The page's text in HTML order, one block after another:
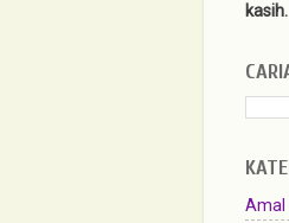
kasih.
Amal